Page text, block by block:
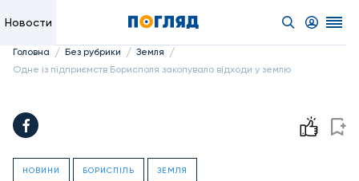
Новости
Головна / Без рубрики / Земля /
Одне із підприємств Борисполя закопувало відходи у землю
НОВИНИ БОРИСПІЛЬ ЗЕМЛЯ